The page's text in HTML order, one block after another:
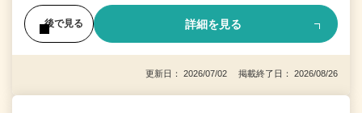
後で見る 詳細を見る
更新日： 2026/07/02 掲載終了日： 2026/08/26